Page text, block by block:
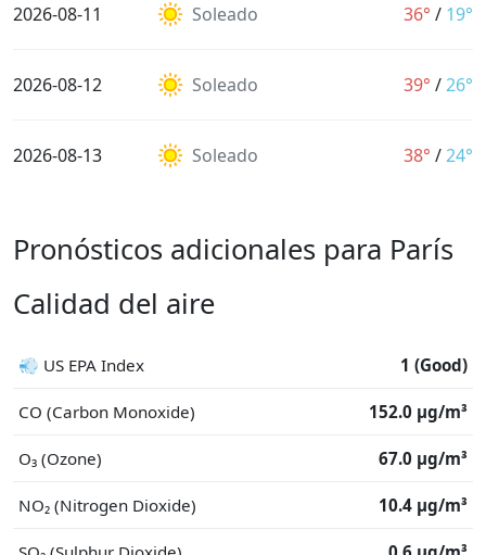
2026-08-11 Soleado 36° / 19°
2026-08-12 Soleado 39° /26°
2026-08-13 Soleado 38° /24°
Pronósticos adicionales para París
Calidad del aire
💨 US EPA Index 1 (Good)
CO (Carbon Monoxide) 152.0 μg/m³
O₃ (Ozone) 67.0 μg/m³
NO₂ (Nitrogen Dioxide) 10.4 μg/m³